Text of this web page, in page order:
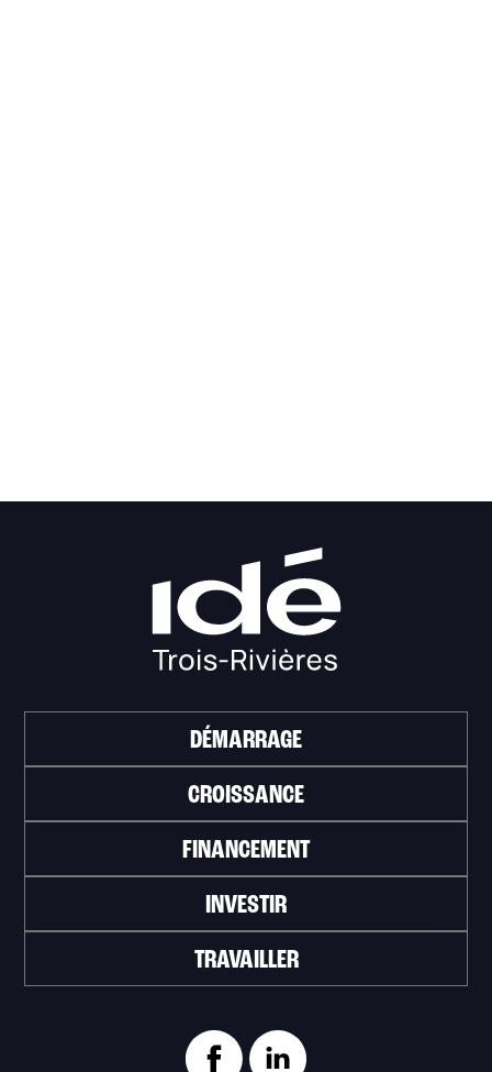
DÉMARRAGE
CROISSANCE
FINANCEMENT
INVESTIR
TRAVAILLER